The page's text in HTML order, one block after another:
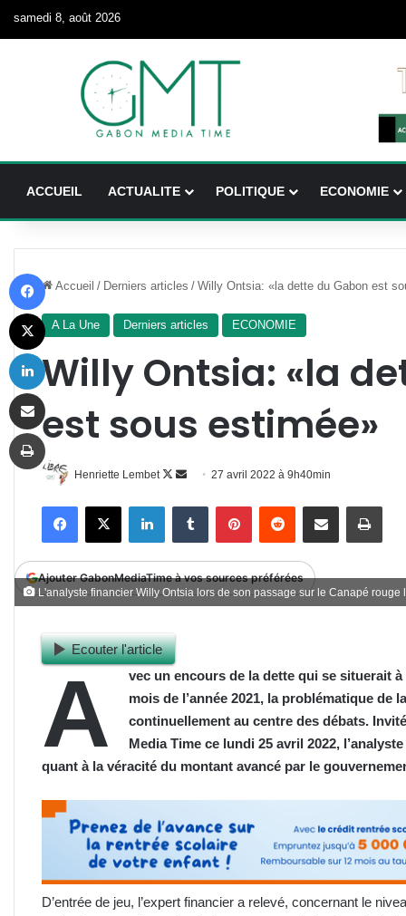
samedi 8, août 2026
ACCUEIL ACTUALITE POLITIQUE ECONOMIE
Accueil / Derniers articles / Willy Ontsia: «la dette du Gabon est
A La Une Derniers articles ECONOMIE
Willy Ontsia: «la
est sous estimée»
Henriette Lembet
Follow
Envoyer
courriel
27 avril 2022 à 9h40min
FacebookX LinkedinTumblr PinterestReddit Partager par email
Ajouter GabonMediaTime à vos sources préférées
L'analyste financier Willy Ontsia lors de son passage sur le Canapé
Ecouter l'article
A
vec un encours de la dette qui se situerait
mois de l’année 2021, la problématique de
continuellement au centre des débats.
Media Time ce lundi 25 avril 2022,
quant à la véracité du montant avancé par le
D’entrée de jeu, l’expert financier a relevé, concernant le
X
Imprimer